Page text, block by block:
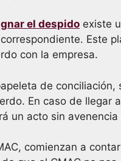
el despido existe
Este
con la empresa.
de
En caso de llegar
un acto sin
comienzan a